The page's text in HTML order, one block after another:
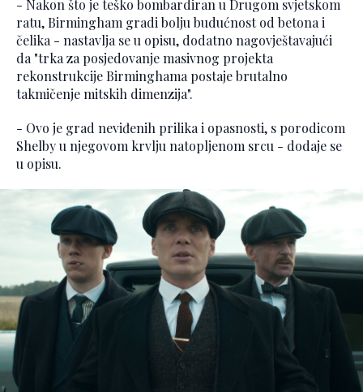
- Nakon što je teško bombardiran u Drugom svjetskom
ratu, Birmingham gradi bolju budućnost od betona i
čelika - nastavlja se u opisu, dodatno nagovještavajući
da "trka za posjedovanje masivnog projekta
rekonstrukcije Birminghama postaje brutalno
takmičenje mitskih dimenzija".
- Ovo je grad neviđenih prilika i opasnosti, s porodicom
Shelby u njegovom krvlju natopljenom srcu - dodaje se
u opisu.